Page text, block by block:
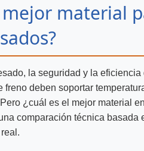
material
la seguridad y la
deben soportar
¿cuál es el mejor material
comparación técnica basada